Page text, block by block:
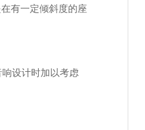
有一定倾斜度的座
设计时加以考虑